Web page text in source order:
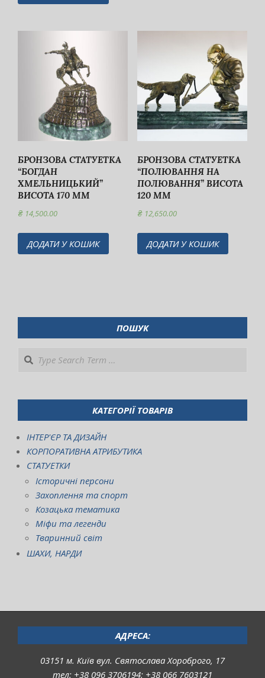
БРОНЗОВА СТАТУЕТКА
“БОГДАН
ХМЕЛЬНИЦЬКИЙ”
ВИСОТА 170 ММ
₴ 14,500.00
ДОДАТИ У КОШИК
БРОНЗОВА СТАТУЕТКА
“ПОЛЮВАННЯ НА
ПОЛЮВАННЯ” ВИСОТА
120 ММ
₴12,650.00
ДОДАТИ У КОШИК
ПОШУК
Search
КАТЕГОРІЇ ТОВАРІВ
ІНТЕР'ЄР ТА ДИЗАЙН
КОРПОРАТИВНА АТРИБУТИКА
СТАТУЕТКИ
Історичні персони
Захоплення та спорт
Козацька тематика
Міфи та легенди
Тваринний світ
ШАХИ, НАРДИ
АДРЕСА:
03151 м. Київ вул. Святослава Хороброго, 17
тел: +38 096 3706194; +38 066 7603121